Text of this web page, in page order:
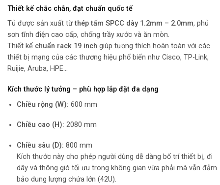
Thiết kế chắc chắn, đạt chuẩn quốc tế
Tủ được sản xuất từthép tấm SPCC dày 1.2mm – 2.0mm, phủ
sơn tĩnh điện cao cấp, chống trầy xước và ăn mòn.
Thiết kế chuẩn rack 19 inch giúp tương thích hoàn toàn với các
thiết bị mạng của các thương hiệu phổ biến như Cisco, TP-Link,
Ruijie, Aruba, HPE…
Kích thước lý tưởng – phù hợp lắp đặt đa dạng
Chiều rộng (W): 600 mm
Chiều cao (H): 2080 mm
Chiều sâu (D): 800 mm
Kích thước này cho phép người dùng dễ dàng bố trí thiết bị, đi
dây và thông gió tối ưu trong không gian vừa phải mà vẫn đảm
bảo dung lượng chứa lớn (42U).